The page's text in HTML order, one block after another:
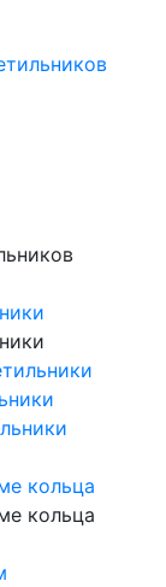
кольца
кольца